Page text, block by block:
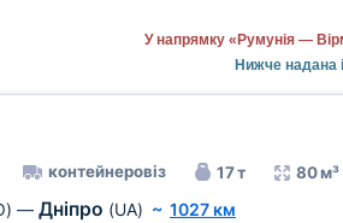
У напрямку «Румунія —
Нижче надана
контейнеровіз 17 т 80 м³
— Дніпро (UA) ~ 1027 км